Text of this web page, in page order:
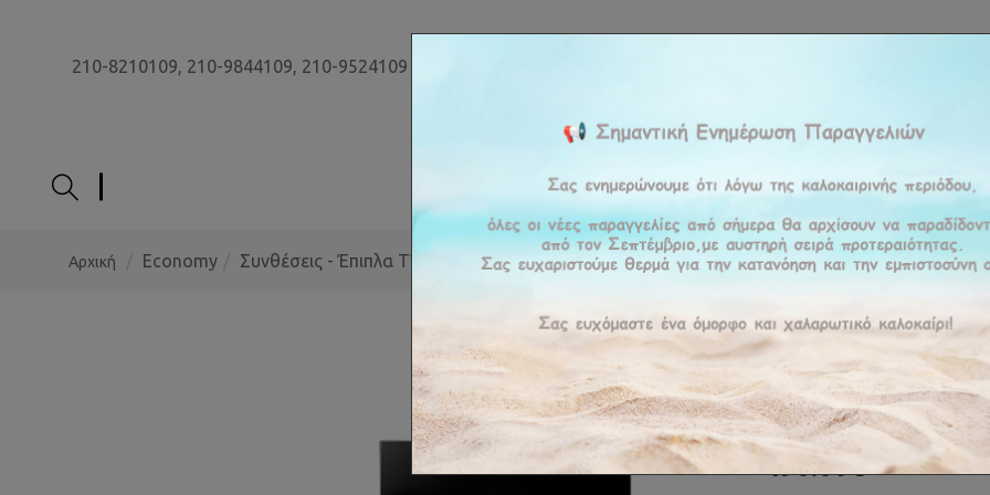
210-8210109, 210-9844109, 210-9524109
ΕΤΑΙΡΕΊΑ ΠΡΟΪΟΝΤΑ ΠΡΟΣΦΟΡΕΣΥΠΗΡΕΣΊΕΣBLOG
Αρχική Economy Συνθέσεις - Έπιπλα TV Έπιπλα TV 'Επιπλο Tv Novelt
'Επιπλο
ΚΩΔΙΚΌΣ :
Παράδοση σε 15-20 ημέρες
490.00€